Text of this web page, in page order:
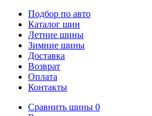
Подбор по авто
Каталог шин
Летние шины
Зимние шины
Доставка
Возврат
Оплата
Контакты
Сравнить шины 0